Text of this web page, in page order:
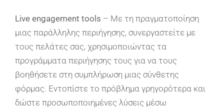
Live engagement tools – Με τη πραγματοποίηση
μιας παράλληλης περιήγησης, συνεργαστείτε με
τους πελάτες σας, χρησιμοποιώντας τα
προγράμματα περιήγησης τους για να τους
βοηθήσετε στη συμπλήρωση μιας σύνθετης
φόρμας. Εντοπίστε το πρόβλημα γρηγορότερα και
δώστε προσωποποιημένες λύσεις μέσω